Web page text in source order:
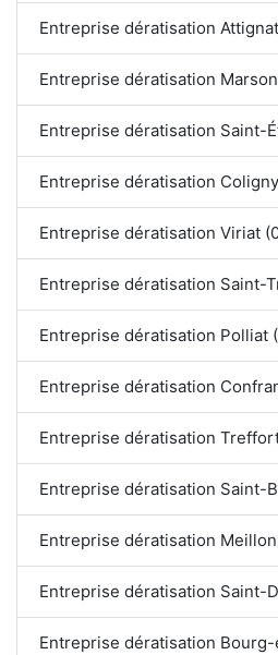
Entreprise dératisation
Entreprise dératisation
Entreprise dératisation Saint-
Entreprise dératisation
Entreprise dératisation Viriat
Entreprise dératisation Saint-
Entreprise dératisation Polliat
Entreprise dératisation
Entreprise dératisation
Entreprise dératisation Saint-
Entreprise dératisation
Entreprise dératisation Saint-
Entreprise dératisation